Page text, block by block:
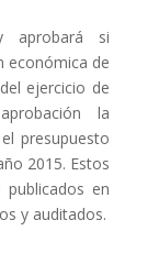
aprobará si
económica de
ejercicio de
la
presupuesto
2015. Estos
en
y auditados.